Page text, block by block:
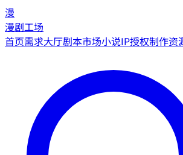
漫
漫剧工场
首页需求大厅剧本市场小说IP授权制作资